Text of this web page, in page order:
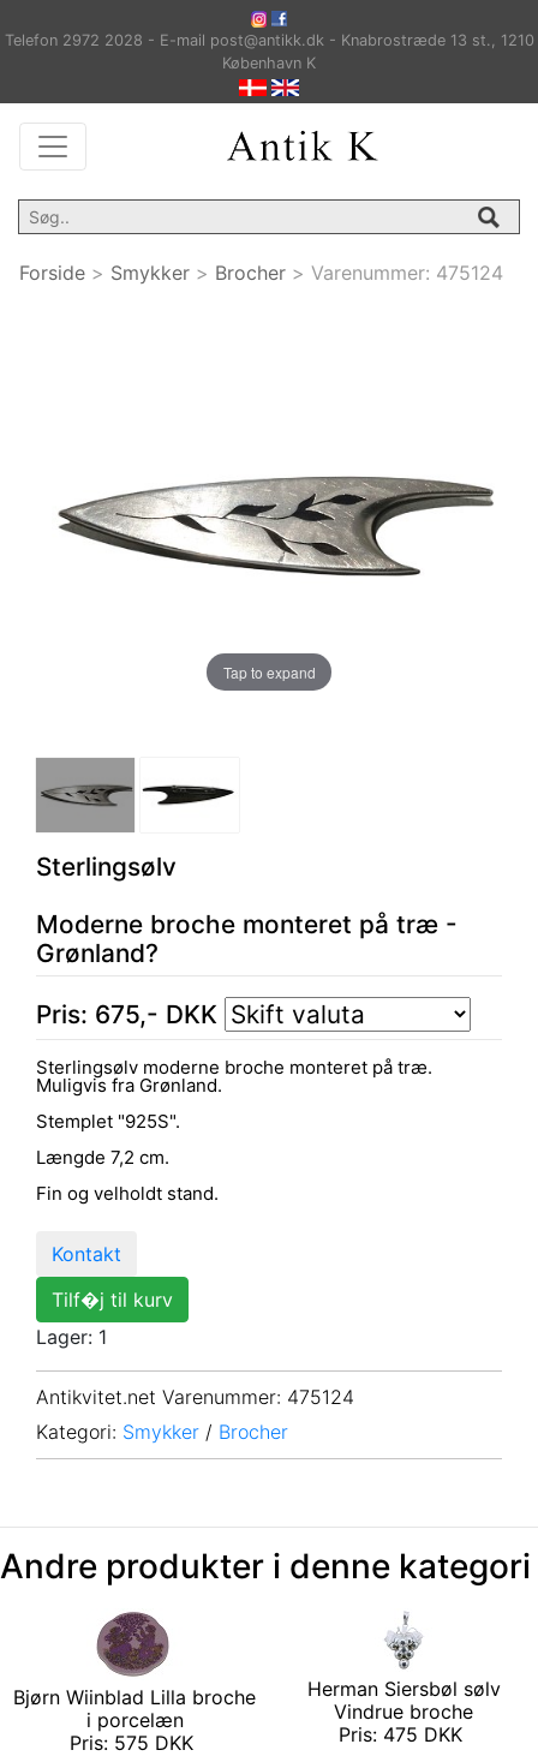
Telefon 2972 2028 - E-mail post@antikk.dk - Knabrostræde 13 st., 1210
København K
Forside > Smykker > Brocher > Varenummer: 475124
Tap to expand
Sterlingsølv
Moderne broche monteret på træ -
Grønland?
Pris: 675,- DKK
Sterlingsølv moderne broche monteret på træ.
Muligvis fra Grønland.
Stemplet "925S".
Længde 7,2 cm.
Fin og velholdt stand.
Kontakt
Tilf�j til kurv
Lager: 1
Antikvitet.net Varenummer: 475124
Kategori: Smykker / Brocher
Andre produkter i denne kategori
Bjørn Wiinblad Lilla broche
i porcelæn
Pris: 575 DKK
Herman Siersbøl sølv
Vindrue broche
Pris: 475 DKK